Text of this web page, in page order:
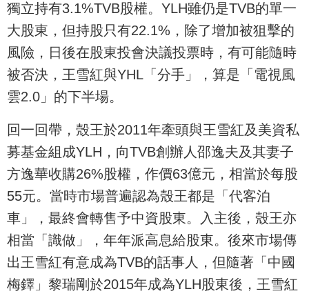
獨立持有3.1%TVB股權。YLH雖仍是TVB的單一
大股東，但持股只有22.1%，除了增加被狙擊的
風險，日後在股東投會決議投票時，有可能隨時
被否決，王雪紅與YHL「分手」，算是「電視風
雲2.0」的下半場。
回一回帶，殼王於2011年牽頭與王雪紅及美資私
募基金組成YLH，向TVB創辦人邵逸夫及其妻子
方逸華收購26%股權，作價63億元，相當於每股
55元。當時市場普遍認為殼王都是「代客泊
車」，最終會轉售予中資股東。入主後，殼王亦
相當「識做」，年年派高息給股東。後來市場傳
出王雪紅有意成為TVB的話事人，但隨著「中國
梅鐸」黎瑞剛於2015年成為YLH股東後，王雪紅